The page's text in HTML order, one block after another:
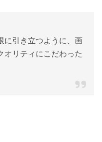
に引き立つように、画
オリティにこだわった